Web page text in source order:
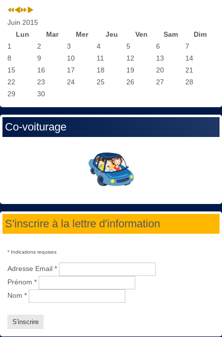
Juin 2015
Lun
Mar Mer Jeu Ven Sam
Dim
1
2 3 4 5 6
7
8
9 10 11 12 13
14
15
16 17 18 19 20
21
22
23 24 25 26 27
28
29
30
Co-voiturage
S'inscrire à la lettre d'information
* Indications requises
Adresse Email *
Prénom *
Nom *